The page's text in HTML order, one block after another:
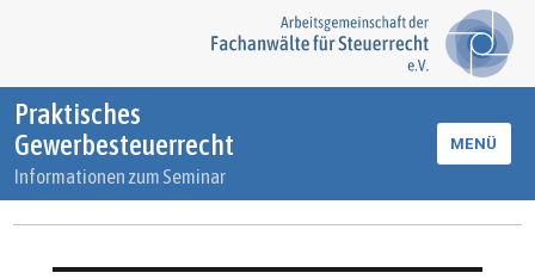
Praktisches
Gewerbesteuerrecht
Informationen zum Seminar
MENÜ